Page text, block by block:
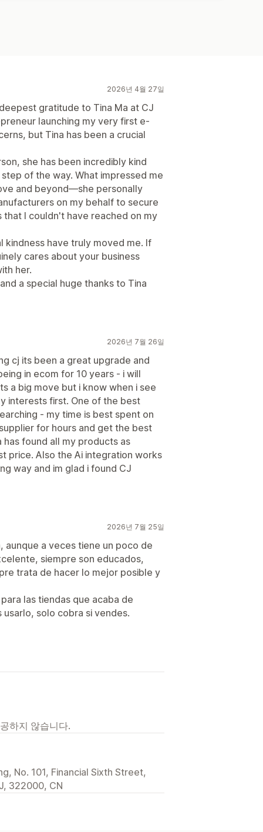
2026년 4월 27일
gratitude to Tina Ma at CJ
launching my very first e-
but Tina has been a crucial
she has been incredibly kind
of the way. What impressed me
and beyond—she personally
on my behalf to secure
I couldn't have reached on my
have truly moved me. If
cares about your business
her.
a special huge thanks to Tina
2026년 7월 26일
cj its been a great upgrade and
in ecom for 10 years - i will
a big move but i know when i see
interests first. One of the best
- my time is best spent on
for hours and get the best
found all my products as
price. Also the Ai integration works
way and im glad i found CJ
2026년 7월 25일
a veces tiene un poco de
siempre son educados,
trata de hacer lo mejor posible y
las tiendas que acaba de
solo cobra si vendes.
하지 않습니다.
No. 101, Financial Sixth Street,
322000, CN